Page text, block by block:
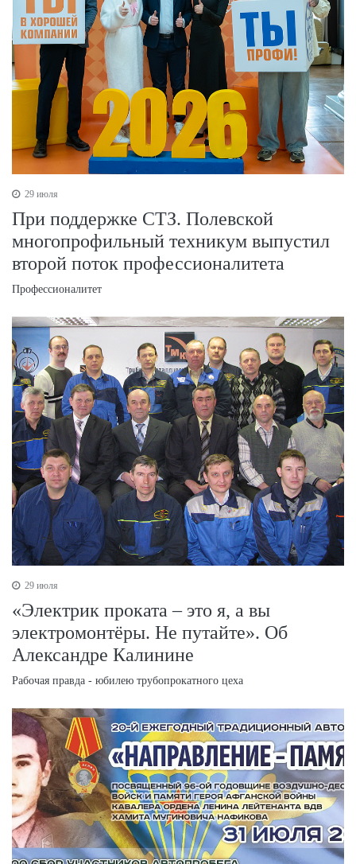
29 июля
При поддержке СТЗ. Полевской
многопрофильный техникум выпустил
второй поток профессионалитета
Профессионалитет
29 июля
«Электрик проката – это я, а вы
электромонтёры. Не путайте». Об
Александре Калинине
Рабочая правда - юбилею трубопрокатного цеха